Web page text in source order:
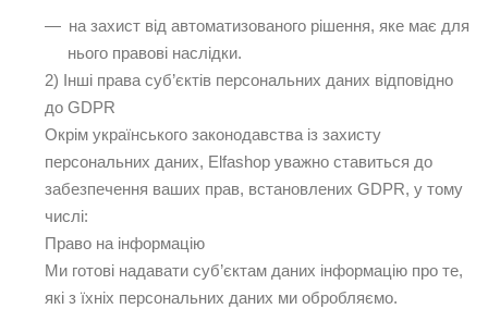
на захист від автоматизованого рішення, яке має для
нього правові наслідки.
2) Інші права суб’єктів персональних даних відповідно
до GDPR
Окрім українського законодавства із захисту
персональних даних, Elfashop уважно ставиться до
забезпечення ваших прав, встановлених GDPR, у тому
числі:
Право на інформацію
Ми готові надавати суб’єктам даних інформацію про те,
які з їхніх персональних даних ми обробляємо.